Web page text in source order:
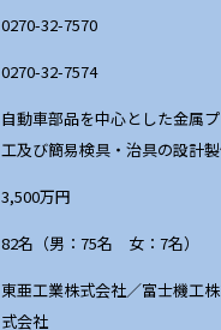
0270-32-7570
0270-32-7574
自動車部品を中心とした金属
工及び簡易検具・治具の設計
3,500万円
82名（男：75名 女：7名）
東亜工業株式会社／富士機工
式会社